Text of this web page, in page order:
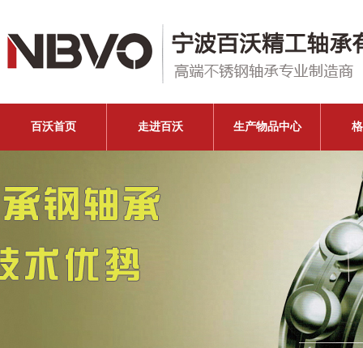
百沃首页 走进百沃 生产物品中心